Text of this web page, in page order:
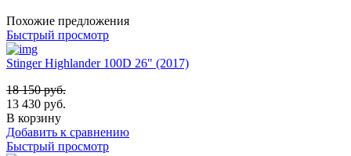
Похожие предложения
Быстрый просмотр
Stinger Highlander 100D 26" (2017)
18 150руб.
13 430 руб.
В корзину
Добавить к сравнению
Быстрый просмотр